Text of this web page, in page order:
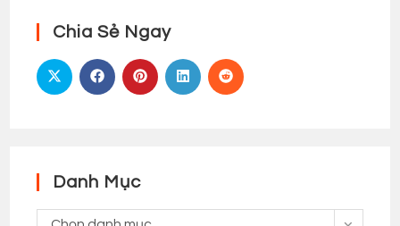
Chia Sẻ Ngay
Danh Mục
Danh